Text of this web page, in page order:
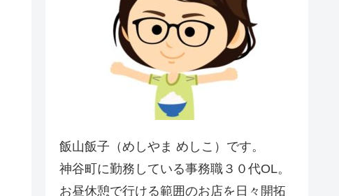
飯山飯子（めしやま めしこ）です。
神谷町に勤務している事務職３０代OL。
お昼休憩で行ける範囲のお店を日々開拓